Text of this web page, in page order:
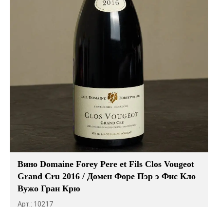
Вино Domaine Forey Pere et Fils Clos Vougeot
Grand Cru 2016 / Домен Форе Пэр э Фис Кло
Вужо Гран Крю
Арт.: 10217